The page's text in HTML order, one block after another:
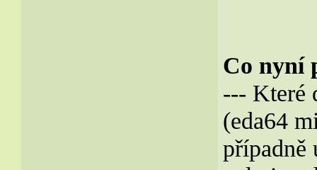
Co nyní
--- Které
(eda64
případně